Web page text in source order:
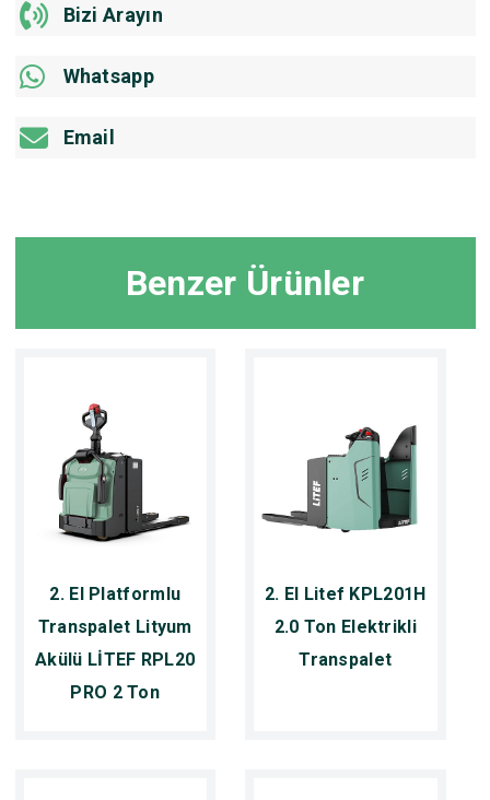
Bizi Arayın
Whatsapp
Email
Benzer Ürünler
2. El Platformlu
Transpalet Lityum
Akülü LİTEF RPL20
PRO 2 Ton
2. El Litef KPL201H
2.0 Ton Elektrikli
Transpalet